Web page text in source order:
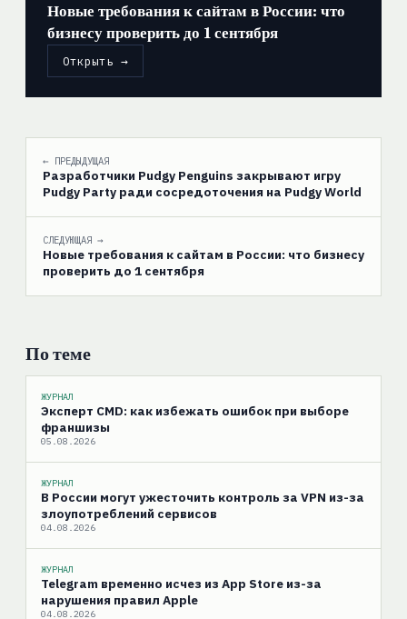
Новые требования к сайтам в России: что
бизнесу проверить до 1 сентября
Открыть →
← ПРЕДЫДУЩАЯ
Разработчики Pudgy Penguins закрывают игру
Pudgy Party ради сосредоточения на Pudgy World
СЛЕДУЮЩАЯ →
Новые требования к сайтам в России: что бизнесу
проверить до 1 сентября
По теме
ЖУРНАЛ
Эксперт CMD: как избежать ошибок при выборе
франшизы
05.08.2026
ЖУРНАЛ
В России могут ужесточить контроль за VPN из-за
злоупотреблений сервисов
04.08.2026
ЖУРНАЛ
Telegram временно исчез из App Store из-за
нарушения правил Apple
04.08.2026